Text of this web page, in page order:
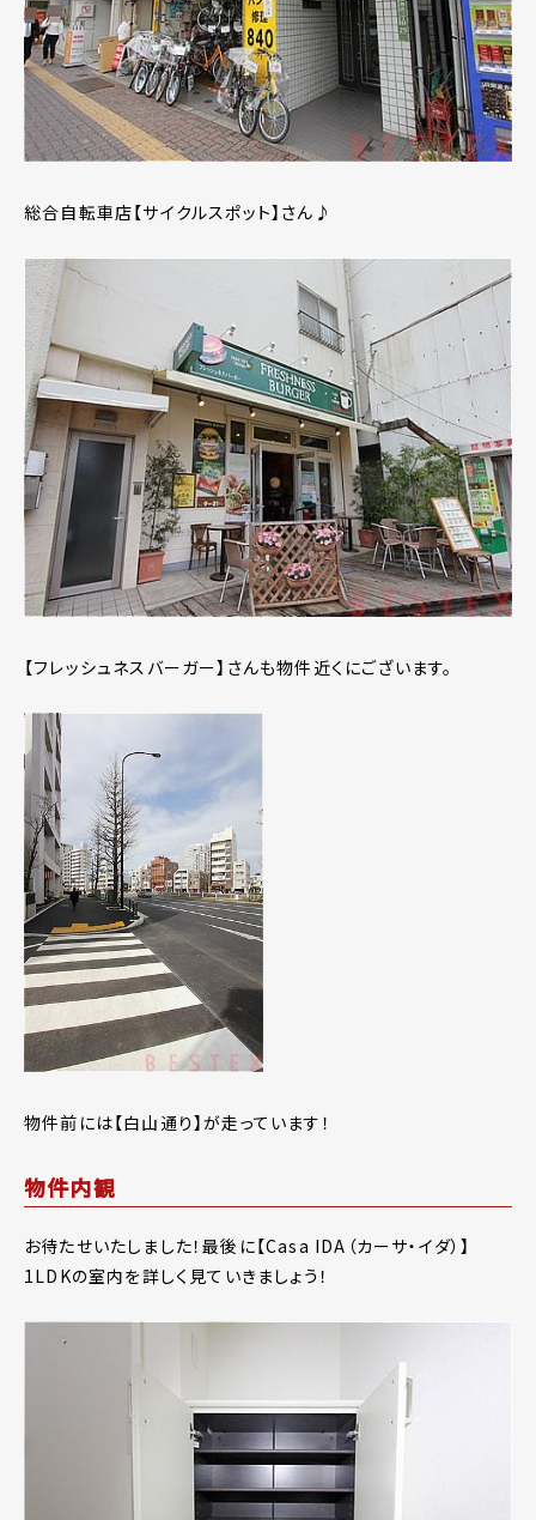
総合自転車店【サイクルスポット】さん♪
【フレッシュネスバーガー】さんも物件近くにございます。
物件前には【白山通り】が走っています！
物件内観
お待たせいたしました！最後に【Casa IDA（カーサ・イダ）】
1LDKの室内を詳しく見ていきましょう！